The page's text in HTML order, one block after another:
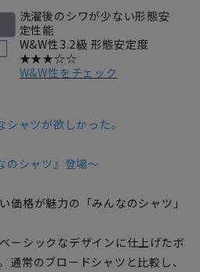
洗濯後のシワが少ない形態安
定性能
W&W性3.2級 形態安定度
★★★☆☆
W&W性をチェック
ャツが欲しかった。
のシャツ』登場～
価格が魅力の「みんなのシャツ」
ーシックなデザインに仕上げたボ
通常のブロードシャツと比較し、